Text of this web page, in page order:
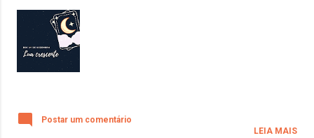
Postar um comentário
LEIA MAIS